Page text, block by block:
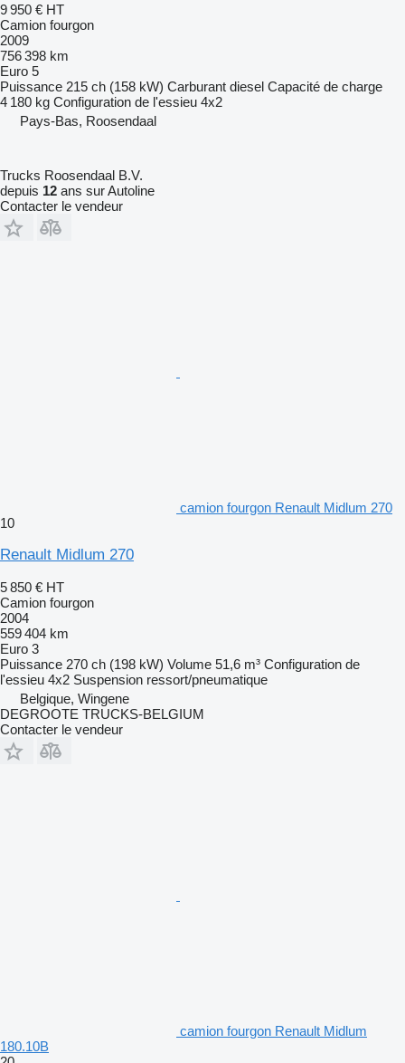
9 950 € HT
Camion fourgon
2009
756 398 km
Euro 5
Puissance 215 ch (158 kW) Carburant diesel Capacité de charge
4 180 kg Configuration de l'essieu 4x2
Pays-Bas, Roosendaal
Trucks Roosendaal B.V.
depuis 12 ans sur Autoline
Contacter le vendeur
camion fourgon Renault Midlum 270
10
Renault Midlum 270
5 850 € HT
Camion fourgon
2004
559 404 km
Euro 3
Puissance 270 ch (198 kW) Volume 51,6 m³ Configuration de
l'essieu 4x2 Suspension ressort/pneumatique
Belgique, Wingene
DEGROOTE TRUCKS-BELGIUM
Contacter le vendeur
camion fourgon Renault Midlum
180.10B